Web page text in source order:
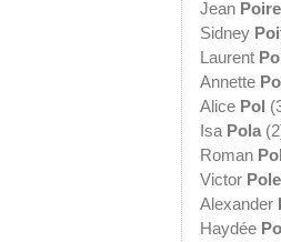
Jean
Sidney
Laurent
Annette
Alice Pol
Isa Pola
Roman
Victor
Alexander
Haydée